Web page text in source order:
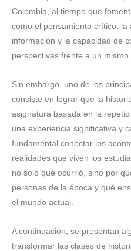
Colombia, al tiempo que
como el pensamiento crítico, la
información y la capacidad de
perspectivas frente a un mismo
Sin embargo, uno de los
consiste en lograr que la
asignatura basada en la
una experiencia significativa y
fundamental conectar los
realidades que viven los
no solo qué ocurrió, sino por
personas de la época y qué
el mundo actual.
A continuación, se presentan
transformar las clases de